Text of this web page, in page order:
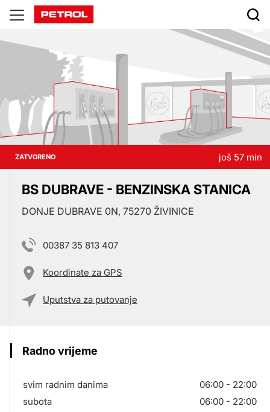
Prodajna
mjesta
ZATVORENO još 57 min
BS DUBRAVE - BENZINSKA STANICA
DONJE DUBRAVE 0N, 75270 ŽIVINICE
00387 35 813 407
Koordinate za GPS
Uputstva za putovanje
Radno vrijeme
svim radnim danima
06:00 - 22:00
subota
06:00 - 22:00